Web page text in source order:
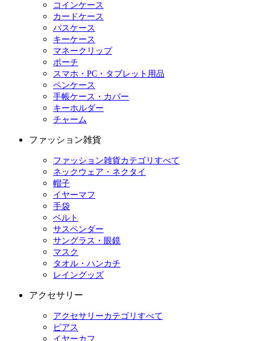
コインケース
カードケース
パスケース
キーケース
マネークリップ
ポーチ
スマホ・PC・タブレット用品
ペンケース
手帳ケース・カバー
キーホルダー
チャーム
ファッション雑貨
ファッション雑貨カテゴリすべて
ネックウェア・ネクタイ
帽子
イヤーマフ
手袋
ベルト
サスペンダー
サングラス・眼鏡
マスク
タオル・ハンカチ
レイングッズ
アクセサリー
アクセサリーカテゴリすべて
ピアス
イヤーカフ